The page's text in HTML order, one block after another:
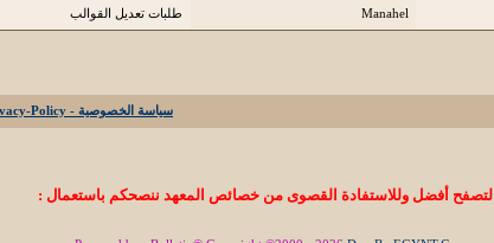
Manahel طلبات تعديل القوالب
سياسة الخصوصية - Privacy-Policy
لتصفح أفضل وللاستفادة القصوى من خصائص المعهد ننصحكم باستعمال :